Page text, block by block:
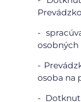
-
osobných
-
osoba na
-